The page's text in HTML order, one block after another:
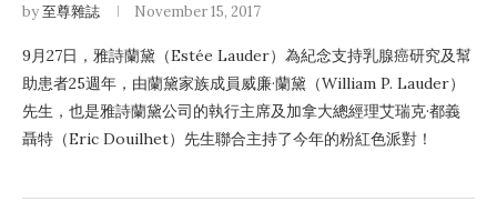
by至尊雜誌 November 15, 2017
9月27日，雅詩蘭黛（Estée Lauder）為紀念支持乳腺癌研究及幫
助患者25週年，由蘭黛家族成員威廉·蘭黛（William P. Lauder）
先生，也是雅詩蘭黛公司的執行主席及加拿大總經理艾瑞克·都義
聶特（Eric Douilhet）先生聯合主持了今年的粉紅色派對！